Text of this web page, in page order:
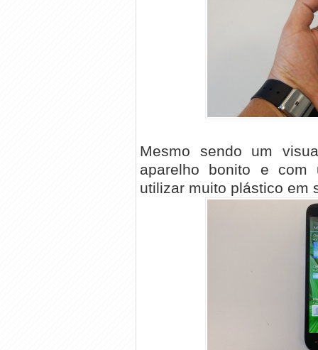
Mesmo sendo um
aparelho bonito e com
utilizar muito plástico em